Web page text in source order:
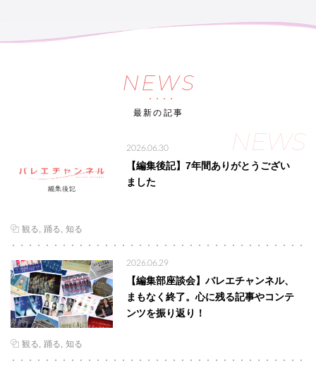
NEWS
最新の記事
NEWS
2026.06.30
【編集後記】7年間ありがとうござい
ました
観る 踊る 知る
2026.06.29
【編集部座談会】バレエチャンネル、
まもなく終了。心に残る記事やコンテ
ンツを振り返り！
観る 踊る 知る